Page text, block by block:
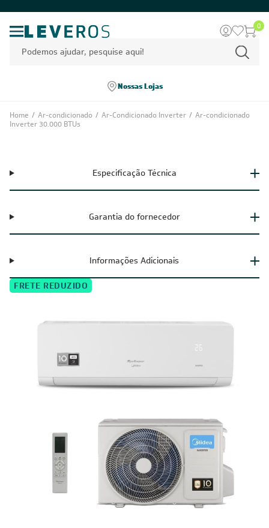
0
Nossas Lojas
Home / Ar-condicionado / Ar-Condicionado Inverter / Ar-condicionado
Inverter 30.000 BTUs
FRETE REDUZIDO
Especificação Técnica
Garantia do fornecedor
Informações Adicionais